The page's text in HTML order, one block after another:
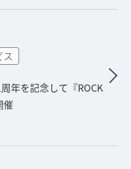
ス
年を記念して『ROCK
催